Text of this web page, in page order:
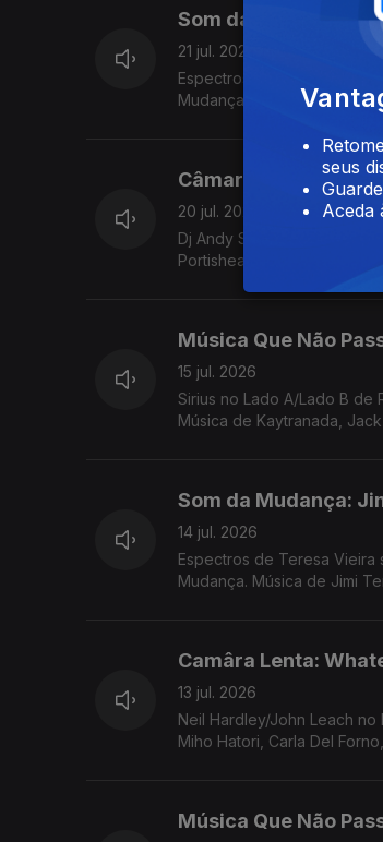
Som da Mudança:
21 jul. 2026
Espectros de Teresa vieira
Câmara Lenta: Dj
20 jul. 2026
Dj Andy Smith no Lado A/
Portishead, Tricky, James K,
Música Que Não
15 jul. 2026
Sirius no Lado A/Lado B de
Música de Kaytranada,
Som da Mudança:
14 jul. 2026
Espectros de Teresa Vieira sobre "Yuri Equals
Mudança. Música de Jimi
Camâra Lenta:
13 jul. 2026
Neil Hardley/John Leach
Miho Hatori, Carla Del
Música Que Não
seus
Aceda